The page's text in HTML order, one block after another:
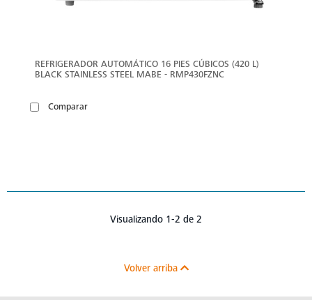
REFRIGERADOR AUTOMÁTICO 16 PIES CÚBICOS (420 L)
BLACK STAINLESS STEEL MABE - RMP430FZNC
Comparar
Visualizando 1-2 de 2
Volver arriba